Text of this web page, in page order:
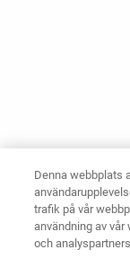
Denna webbplats
trafik på vår
användning av
och